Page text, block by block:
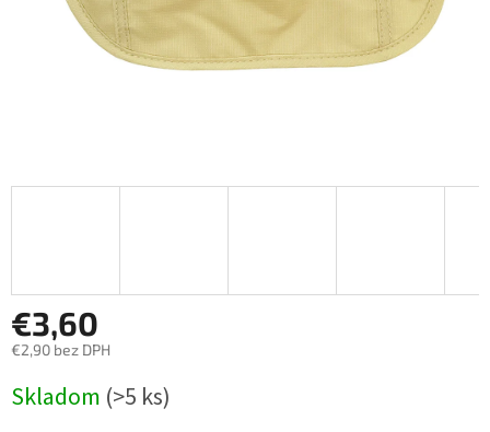
€3,60
€2,90 bez DPH
cena:
Skladom (>5 ks)